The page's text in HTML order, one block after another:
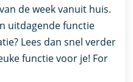
de week vanuit huis.
uitdagende functie
Lees dan snel verder
functie voor je! For